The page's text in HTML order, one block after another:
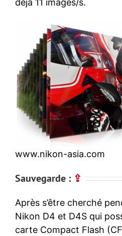
déjà 11 images/s.
www.nikon-asia.com
Sauvegarde : ⇪
Après s’être cherché
Nikon D4 et D4S qui
carte Compact Flash